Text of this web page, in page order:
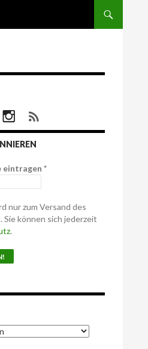
eintragen *
nur zum Versand des
können sich jederzeit
.